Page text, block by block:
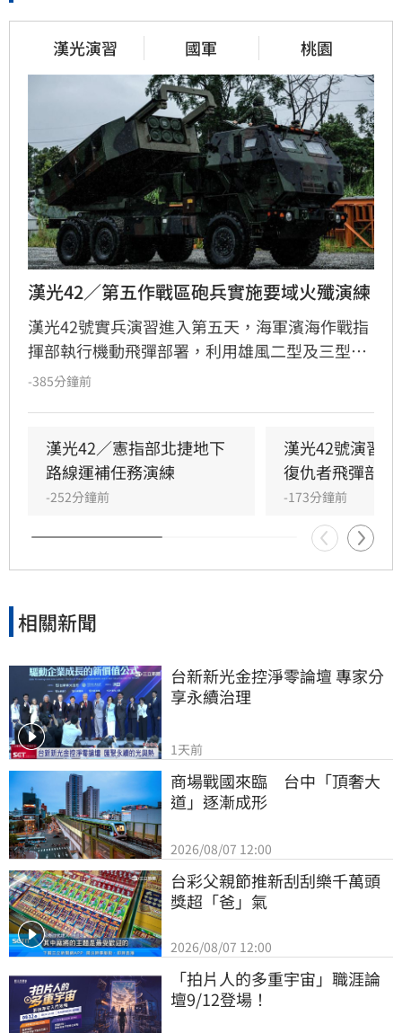
漢光演習 國軍 桃園
漢光42／第五作戰區砲兵實施要域火殲演練
漢光42號實兵演習進入第五天，海軍濱海作戰指
揮部執行機動飛彈部署，利用雄風二型及三型飛
彈扼控關鍵海域；第五作戰區實施「要域火殲」
援，在風雨中迅速抵達戰術位置，展現高機動性
與精準遠程打擊力。
-385分鐘前
漢光42／憲指部北捷地下
路線運補任務演練
-252分鐘前
漢光42號演習
復仇者飛彈部隊
-173分鐘前
相關新聞
台新新光金控淨零論壇 專家分
享永續治理
1天前
商場戰國來臨　台中「頂奢大
道」逐漸成形
2026/08/07 12:00
台彩父親節推新刮刮樂千萬頭
獎超「爸」氣
2026/08/07 12:00
「拍片人的多重宇宙」職涯論
壇9/12登場！